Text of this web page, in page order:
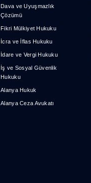
Dava ve Uyuşmazlık
Çözümü
Fikri Mülkiyet Hukuku
İcra ve İflas Hukuku
İdare ve Vergi Hukuku
İş ve Sosyal Güvenlik
Hukuku
Alanya Hukuk
Alanya Ceza Avukatı